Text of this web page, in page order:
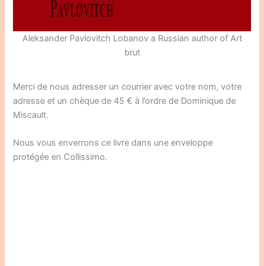
Aleksander Pavlovitch Lobanov a Russian author of Art
brut
Merci de nous adresser un courrier avec votre nom, votre
adresse et un chèque de 45 € à l’ordre de Dominique de
Miscault.
Nous vous enverrons ce livre dans une enveloppe
protégée en Collissimo.